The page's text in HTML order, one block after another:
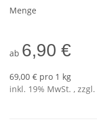
Menge
ab 6,90 €
69,00 € pro 1 kg
inkl. 19% MwSt. , zzgl.